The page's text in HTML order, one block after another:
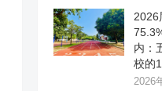
2026
内：
校的
2026